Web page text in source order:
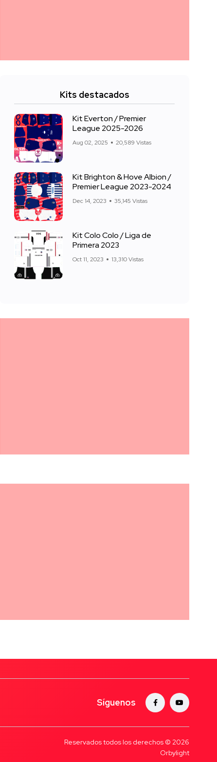
Kits destacados
Kit Everton / Premier
League 2025-2026
Aug 02, 2025 20,589 Vistas
Kit Brighton & Hove Albion /
Premier League 2023-2024
Dec 14, 2023 35,145 Vistas
Kit Colo Colo / Liga de
Primera 2023
Oct 11, 2023 13,310 Vistas
Síguenos
Reservados todos los derechos © 2026
Orbylight